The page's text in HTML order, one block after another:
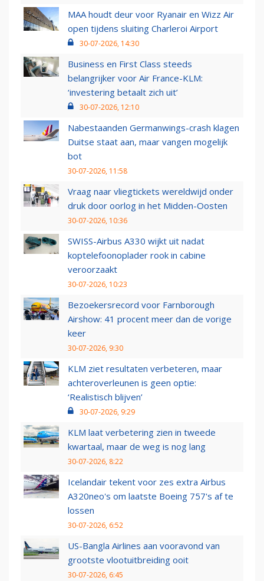
MAA houdt deur voor Ryanair en Wizz Air
open tijdens sluiting Charleroi Airport
30-07-2026, 14:30
Business en First Class steeds
belangrijker voor Air France-KLM:
‘investering betaalt zich uit’
30-07-2026, 12:10
Nabestaanden Germanwings-crash klagen
Duitse staat aan, maar vangen mogelijk
bot
30-07-2026, 11:58
Vraag naar vliegtickets wereldwijd onder
druk door oorlog in het Midden-Oosten
30-07-2026, 10:36
SWISS-Airbus A330 wijkt uit nadat
koptelefoonoplader rook in cabine
veroorzaakt
30-07-2026, 10:23
Bezoekersrecord voor Farnborough
Airshow: 41 procent meer dan de vorige
keer
30-07-2026, 9:30
KLM ziet resultaten verbeteren, maar
achteroverleunen is geen optie:
‘Realistisch blijven’
30-07-2026, 9:29
KLM laat verbetering zien in tweede
kwartaal, maar de weg is nog lang
30-07-2026, 8:22
Icelandair tekent voor zes extra Airbus
A320neo's om laatste Boeing 757's af te
lossen
30-07-2026, 6:52
US-Bangla Airlines aan vooravond van
grootste vlootuitbreiding ooit
30-07-2026, 6:45